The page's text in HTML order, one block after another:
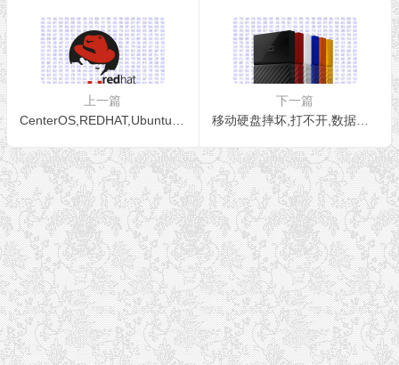
上一篇
CenterOS,REDHAT,Ubuntu,Linux数据恢复
下一篇
移动硬盘摔坏,打不开,数据恢复